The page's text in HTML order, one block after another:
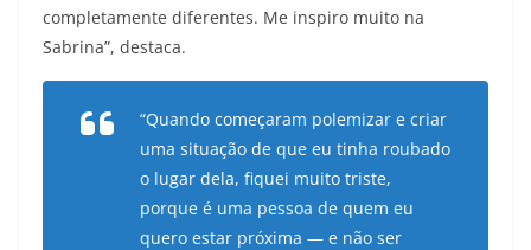
completamente diferentes. Me inspiro muito na
Sabrina”, destaca.
“Quando começaram polemizar e criar
uma situação de que eu tinha roubado
o lugar dela, fiquei muito triste,
porque é uma pessoa de quem eu
quero estar próxima — e não ser